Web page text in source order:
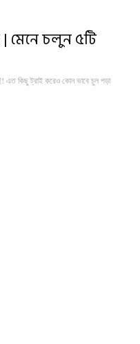
মেনে চলুন ৫টি
কিছু ট্রাই করেও কোন ভাবে চুল পড়া